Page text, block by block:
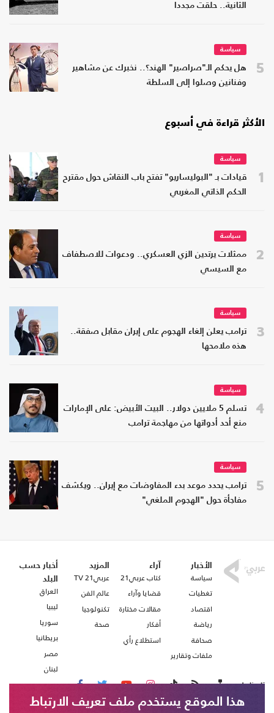
الثانية.. حلقت مجددا
5
سياسة
هل يحكم الـ"صراصير" الهند؟.. نخبرك عن مشاهير
وفنانين وصلوا إلى السلطة
الأكثر قراءة في أسبوع
1
سياسة
قيادات بـ "البوليساريو" تفتح باب النقاش حول مقترح
الحكم الذاتي المغربي
2
سياسة
ممثلات يرتدين الزي العسكري.. ودعوات للاصطفاف
مع السيسي
3
سياسة
ترامب يعلن إلغاء الهجوم على إيران مقابل صفقة..
هذه ملامحها
4
سياسة
تسلم 5 ملايين دولار.. البيت الأبيض: على الإمارات
منع أحد أدواتها من مهاجمة ترامب
5
سياسة
ترامب يحدد موعد بدء المفاوضات مع إيران.. ويكشف
مفاجأة حول "الهجوم الملغي"
الأخبار
سياسة
تغطيات
اقتصاد
رياضة
صحافة
ملفات وتقارير
آراء
كتاب عربي21
قضايا وآراء
مقالات مختارة
أفكار
استطلاع رأي
المزيد
عربي21 TV
عالم الفن
تكنولوجيا
صحة
أخبار حسب
البلد
العراق
ليبيا
سوريا
بريطانيا
مصر
لبنان
تابعنا على
هذا الموقع يستخدم ملف تعريف الارتباط